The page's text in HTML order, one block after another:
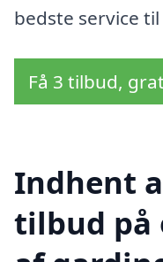
bedste service
Få 3 tilbud,
Indhent
tilbud